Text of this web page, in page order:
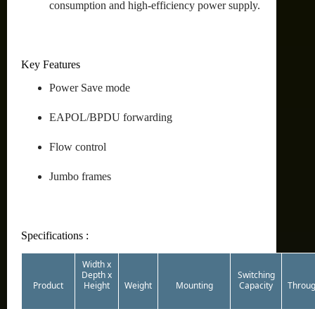
consumption and high-efficiency power supply.
Key Features
Power Save mode
EAPOL/BPDU forwarding
Flow control
Jumbo frames
Specifications :
Product
Width x
Depth x
Height
Weight Mounting
Switching
Capacity